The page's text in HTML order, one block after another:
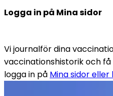
Logga in på Mina sidor
Vi journalför dina
vaccinationshistorik och
logga in på Mina sidor